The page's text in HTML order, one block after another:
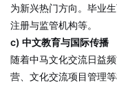
为新兴热门方向。毕业
注册与监管机构等。
c) 中文教育与国际传播
随着中马文化交流日益
营、文化交流项目管理